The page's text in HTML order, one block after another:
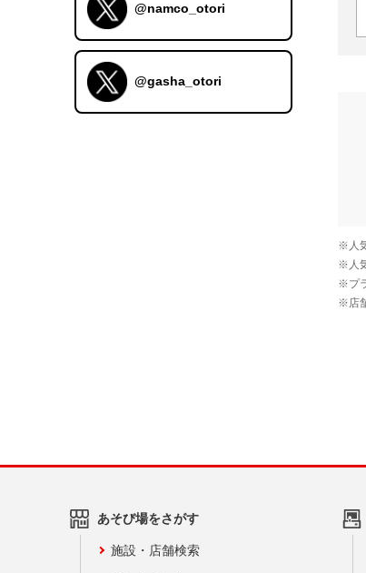
@namco_otori
@gasha_otori
あそび場をさがす
施設・店舗検索